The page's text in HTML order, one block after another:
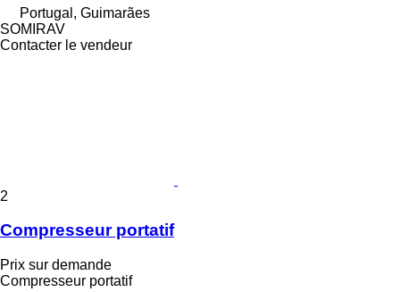
Portugal, Guimarães
SOMIRAV
Contacter le vendeur
2
Compresseur portatif
Prix sur demande
Compresseur portatif